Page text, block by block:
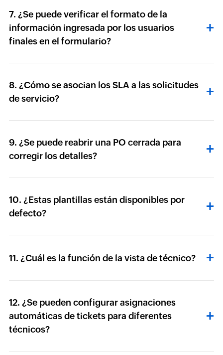
7. ¿Se puede verificar el formato de la
información ingresada por los usuarios
finales en el formulario?
8. ¿Cómo se asocian los SLA a las solicitudes
de servicio?
9. ¿Se puede reabrir una PO cerrada para
corregir los detalles?
10. ¿Estas plantillas están disponibles por
defecto?
11. ¿Cuál es la función de la vista de técnico?
12. ¿Se pueden configurar asignaciones
automáticas de tickets para diferentes
técnicos?